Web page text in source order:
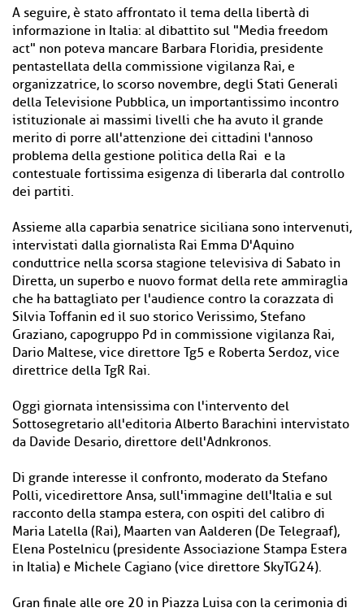
A seguire, è stato affrontato il tema della libertà di
informazione in Italia: al dibattito sul "Media freedom
act" non poteva mancare Barbara Floridia, presidente
pentastellata della commissione vigilanza Rai, e
organizzatrice, lo scorso novembre, degli Stati Generali
della Televisione Pubblica, un importantissimo incontro
istituzionale ai massimi livelli che ha avuto il grande
merito di porre all'attenzione dei cittadini l'annoso
problema della gestione politica della Rai e la
contestuale fortissima esigenza di liberarla dal controllo
dei partiti.
Assieme alla caparbia senatrice siciliana sono intervenuti,
intervistati dalla giornalista Rai Emma D'Aquino
conduttrice nella scorsa stagione televisiva di Sabato in
Diretta, un superbo e nuovo format della rete ammiraglia
che ha battagliato per l'audience contro la corazzata di
Silvia Toffanin ed il suo storico Verissimo, Stefano
Graziano, capogruppo Pd in commissione vigilanza Rai,
Dario Maltese, vice direttore Tg5 e Roberta Serdoz, vice
direttrice della TgR Rai.
Oggi giornata intensissima con l'intervento del
Sottosegretario all'editoria Alberto Barachini intervistato
da Davide Desario, direttore dell'Adnkronos.
Di grande interesse il confronto, moderato da Stefano
Polli, vicedirettore Ansa, sull'immagine dell'Italia e sul
racconto della stampa estera, con ospiti del calibro di
Maria Latella (Rai), Maarten van Aalderen (De Telegraaf),
Elena Postelnicu (presidente Associazione Stampa Estera
in Italia) e Michele Cagiano (vice direttore SkyTG24).
Gran finale alle ore 20 in Piazza Luisa con la cerimonia di